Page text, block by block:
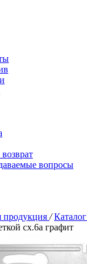
вопросы
продукция / Каталог
сх.6а графит